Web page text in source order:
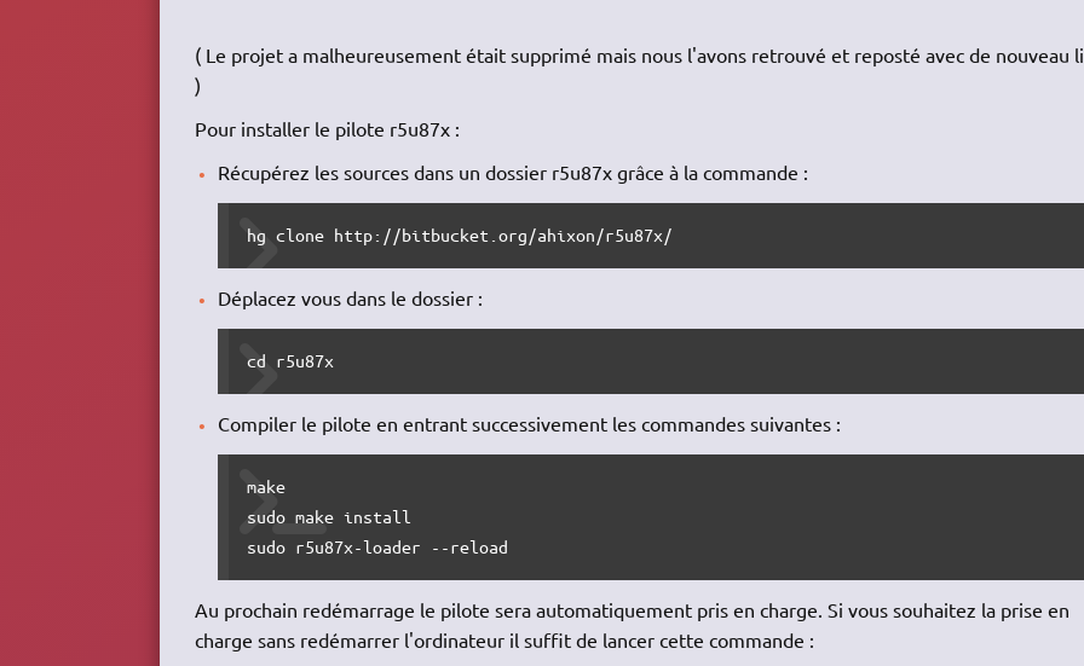
( Le projet a malheureusement était supprimé mais nous l'avons retrouvé et reposté avec de nouveau
)
Pour installer le pilote r5u87x :
Récupérez les sources dans un dossier r5u87x grâce à la commande :
hg clone http://bitbucket.org/ahixon/r5u87x/
Déplacez vous dans le dossier :
cd r5u87x
Compiler le pilote en entrant successivement les commandes suivantes :
make
sudo make install
sudo r5u87x-loader --reload
Au prochain redémarrage le pilote sera automatiquement pris en charge. Si vous souhaitez la prise en
charge sans redémarrer l'ordinateur il suffit de lancer cette commande :